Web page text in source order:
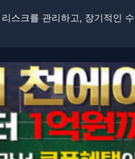
스크를 관리하고, 장기적인